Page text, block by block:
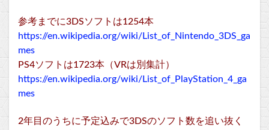
参考までに3DSソフトは1254本
https://en.wikipedia.org/wiki/List_of_Nintendo_3DS_ga
mes
PS4ソフトは1723本（VRは別集計）
https://en.wikipedia.org/wiki/List_of_PlayStation_4_ga
mes
2年目のうちに予定込みで3DSのソフト数を追い抜く